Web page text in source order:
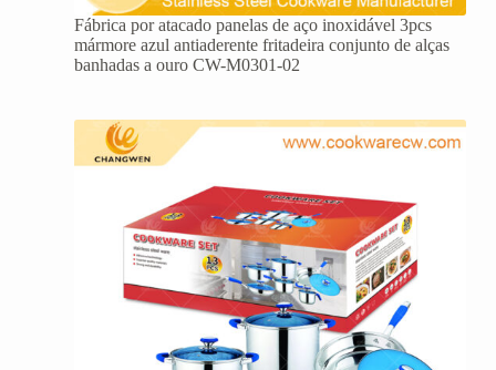
Fábrica por atacado panelas de aço inoxidável 3pcs
mármore azul antiaderente fritadeira conjunto de alças
banhadas a ouro CW-M0301-02